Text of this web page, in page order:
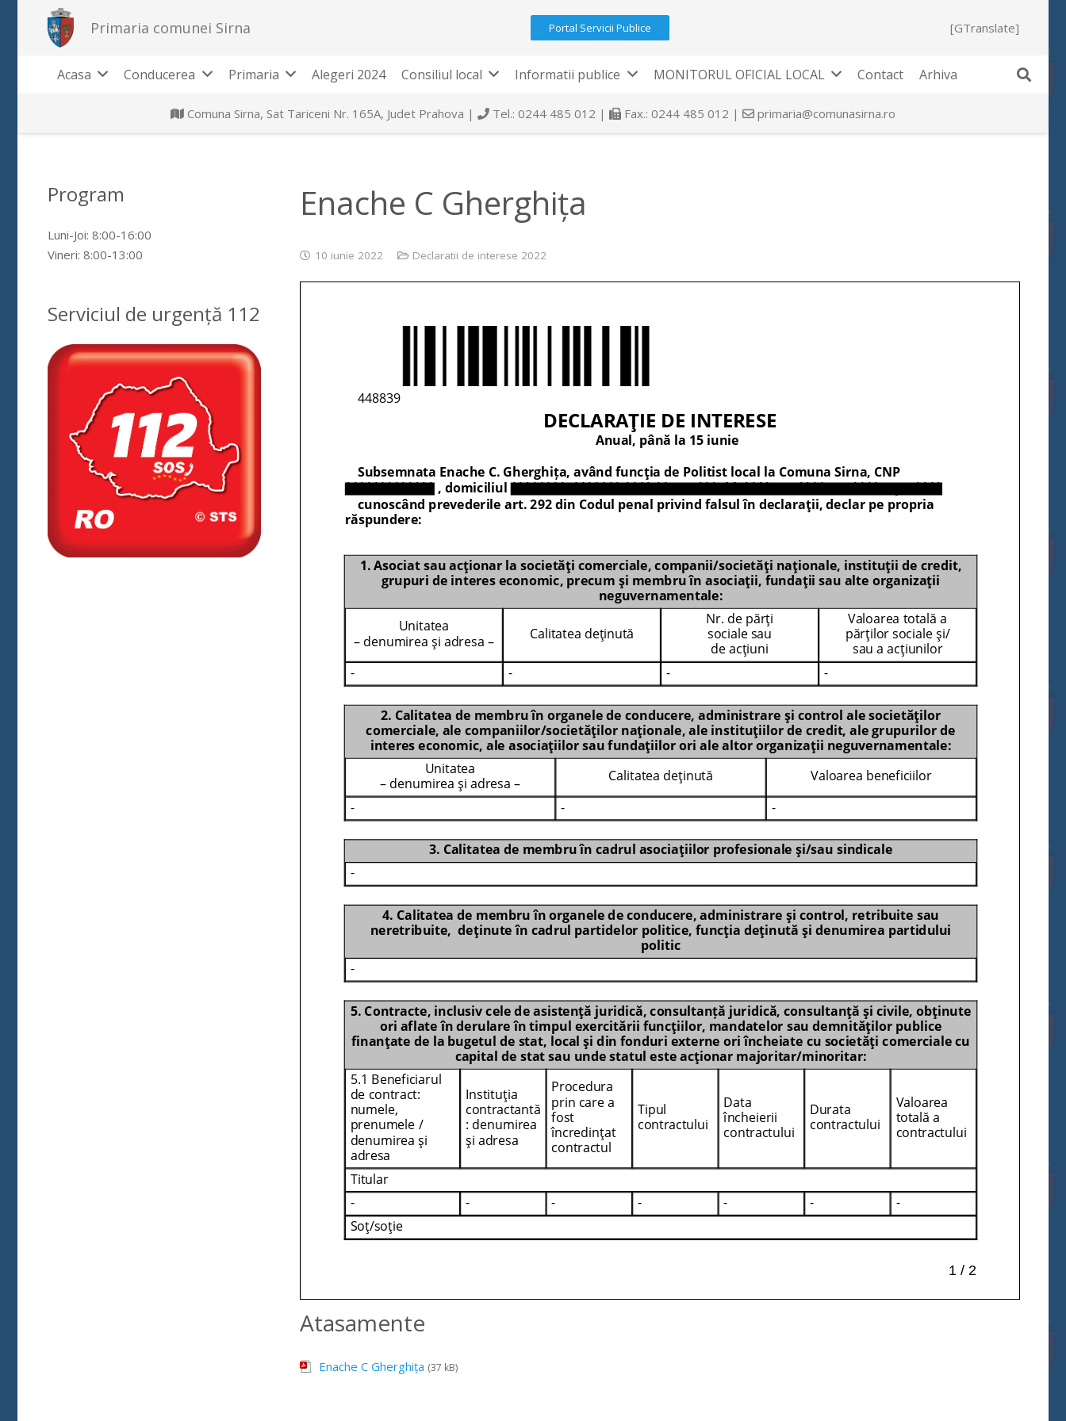
Primaria comunei Sirna Portal Servicii Publice [GTranslate]
Acasa Conducerea Primaria Alegeri 2024 Consiliul local Informatii publice MONITORUL OFICIAL LOCAL Contact Arhiva
Comuna Sirna, Sat Tariceni Nr. 165A, Judet Prahova | Tel.: 0244 485 012 | Fax.: 0244 485 012 | primaria@comunasirna.ro
Enache C Gherghița
10 iunie 2022 Declaratii de interese 2022
Atasamente
Enache C Gherghița (37 kB)
Program
Luni-Joi: 8:00-16:00
Vineri: 8:00-13:00
Serviciul de urgență 112